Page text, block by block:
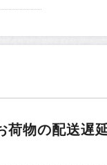
荷物の配送遅